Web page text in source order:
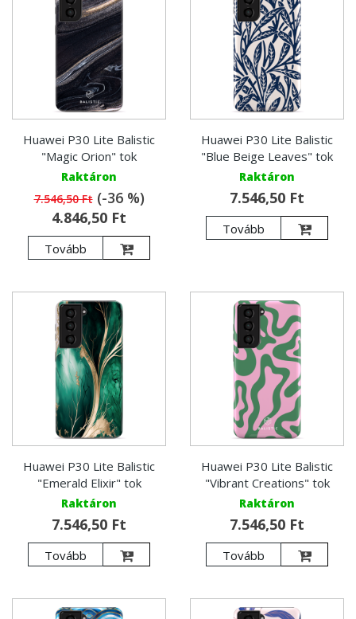
Huawei P30 Lite Balistic
"Magic Orion" tok
Raktáron
7.546,50 Ft(-36 %)
4.846,50 Ft
Tovább
Huawei P30 Lite Balistic
"Blue Beige Leaves" tok
Raktáron
7.546,50 Ft
Tovább
Huawei P30 Lite Balistic
"Emerald Elixir" tok
Raktáron
7.546,50 Ft
Tovább
Huawei P30 Lite Balistic
"Vibrant Creations" tok
Raktáron
7.546,50 Ft
Tovább